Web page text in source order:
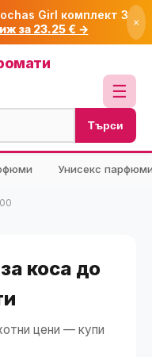
Girl комплект 3
за 23.25 € → ×
☰
Търси
Унисекс
коса до
цени — купи